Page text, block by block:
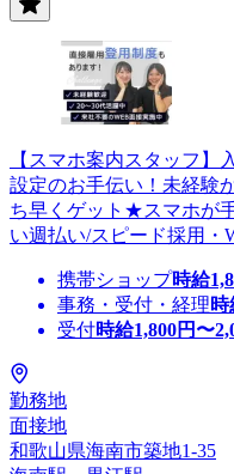
【スマホ案内スタッフ
設定のお手伝い！未経験
ち早くゲット★スマホが
い週払い/スピード採用
携帯ショップ時給
事務・受付・経理時
受付時給1,800円〜
勤務地
面接地
和歌山県海南市築地1-35